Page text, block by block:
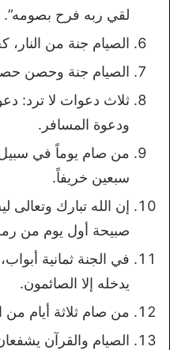
لقي ربه فرح بصومه”.
الصيام جنة من النار،
الصيام جنة وحصن
ثلاث دعوات لا ترد:
ودعوة المسافر.
من صام يوماً في سبيل
سبعين خريفاً.
إن الله تبارك
صبيحة أول يوم من
في الجنة ثمانية
يدخله إلا الصائمون.
من صام ثلاثة أيام
الصيام والقرآن